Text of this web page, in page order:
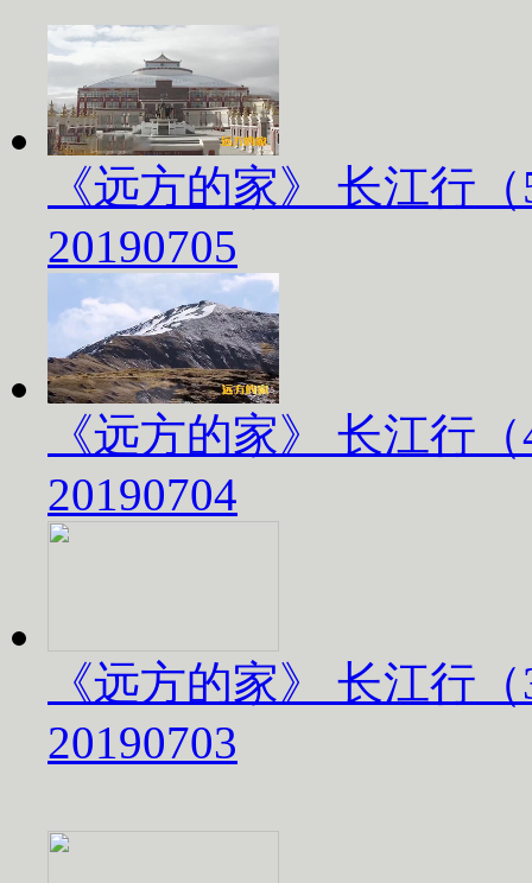
《远方的家》 长江行
20190705
《远方的家》 长江行
20190704
《远方的家》 长江行
20190703